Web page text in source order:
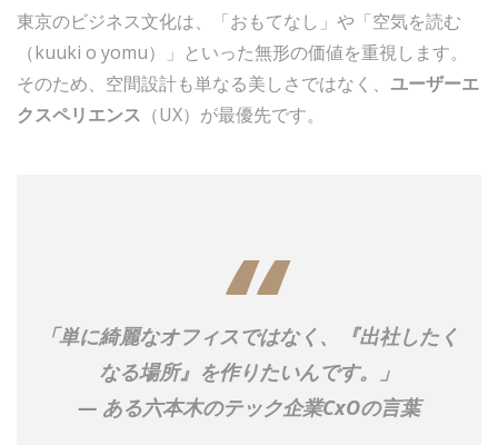
東京のビジネス文化は、「おもてなし」や「空気を読む
（kuuki o yomu）」といった無形の価値を重視します。
そのため、空間設計も単なる美しさではなく、 ユーザーエ
クスペリエンス （UX）が最優先です。
「単に綺麗なオフィスではなく、『出社したく
なる場所』を作りたいんです。」
— ある六本木のテック企業CxOの言葉